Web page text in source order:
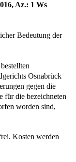
Az.: 1 Ws
Bedeutung der
Osnabrück
gegen die
für die bezeichneten
worden sind,
Kosten werden